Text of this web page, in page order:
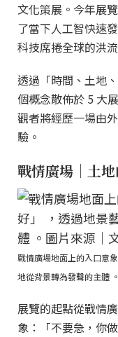
文化策展。今年展
了當下人工智快速
科技席捲全球的洪
透過「時間、土地
個概念散佈於 5 大
觀者將經歷一場由
驗。
戰情廣場｜土
戰情廣場地面上的入口意
地從背景轉為發聲的主體
展覽的起點從戰情
象：「不要急，你